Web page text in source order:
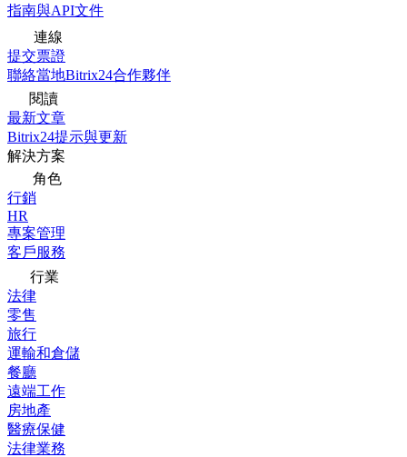
指南與API文件
連線
提交票證
聯絡當地Bitrix24合作夥伴
閱讀
最新文章
Bitrix24提示與更新
解決方案
角色
行銷
HR
專案管理
客戶服務
行業
法律
零售
旅行
運輸和倉儲
餐廳
遠端工作
房地產
醫療保健
法律業務